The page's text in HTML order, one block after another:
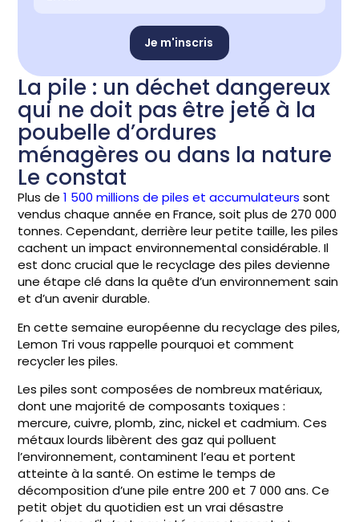
Je m'inscris
La pile : un déchet dangereux
qui ne doit pas être jeté à la
poubelle d’ordures
ménagères ou dans la nature
Le constat
Plus de1 500 millions de piles et accumulateurs sont
vendus chaque année en France, soit plus de 270 000
tonnes. Cependant, derrière leur petite taille, les piles
cachent un impact environnemental considérable. Il
est donc crucial que le recyclage des piles devienne
une étape clé dans la quête d’un environnement sain
et d’un avenir durable.
En cette semaine européenne du recyclage des piles,
Lemon Tri vous rappelle pourquoi et comment
recycler les piles.
Les piles sont composées de nombreux matériaux,
dont une majorité de composants toxiques :
mercure, cuivre, plomb, zinc, nickel et cadmium. Ces
métaux lourds libèrent des gaz qui polluent
l’environnement, contaminent l’eau et portent
atteinte à la santé. On estime le temps de
décomposition d’une pile entre 200 et 7 000 ans. Ce
petit objet du quotidien est un vrai désastre